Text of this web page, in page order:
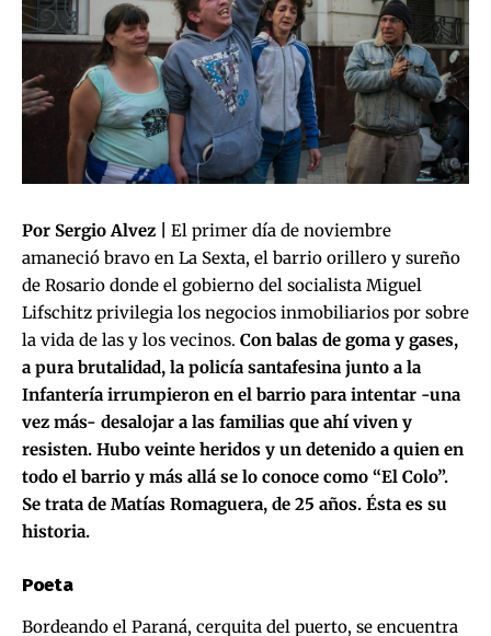
Por Sergio Alvez |
El primer día de noviembre
amaneció bravo en La Sexta, el barrio orillero y sureño
de Rosario donde el gobierno del socialista Miguel
Lifschitz privilegia los negocios inmobiliarios por sobre
la vida de las y los vecinos. Con balas de goma y gases,
a pura brutalidad, la policía santafesina junto a la
Infantería irrumpieron en el barrio para intentar -una
vez más- desalojar a las familias que ahí viven y
resisten. Hubo veinte heridos y un detenido a quien en
todo el barrio y más allá se lo conoce como “El Colo”.
Se trata de Matías Romaguera, de 25 años. Ésta es su
historia.
Poeta
Bordeando el Paraná, cerquita del puerto, se encuentra